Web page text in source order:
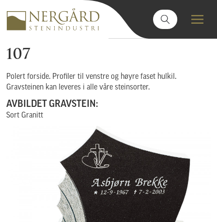
107
Polert forside. Profiler til venstre og høyre faset hulkil.
Gravsteinen kan leveres i alle våre steinsorter.
AVBILDET GRAVSTEIN:
Sort Granitt